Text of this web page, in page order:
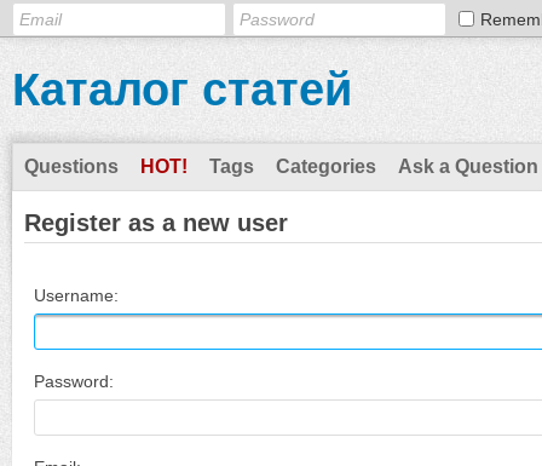
Каталог статей
Questions HOT! Tags Categories Ask a Question
Register as a new user
Username:
Password: